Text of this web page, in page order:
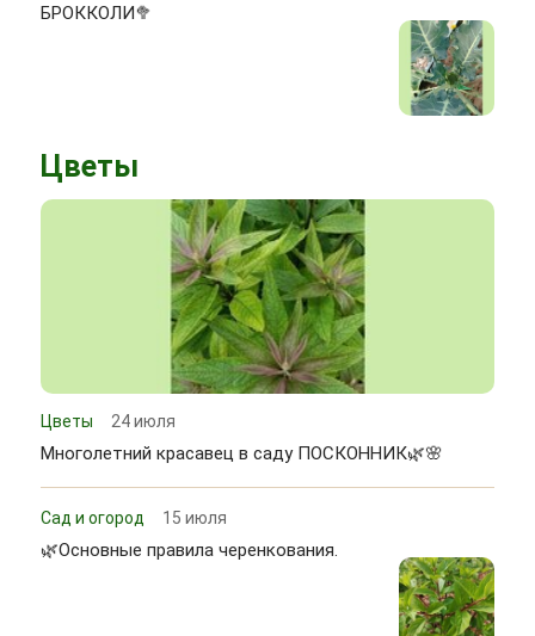
БРОККОЛИ🥦
Цветы
Цветы 24 июля
Многолетний красавец в саду ПОСКОННИК🌿🌸
Сад и огород 15 июля
🌿Основные правила черенкования.